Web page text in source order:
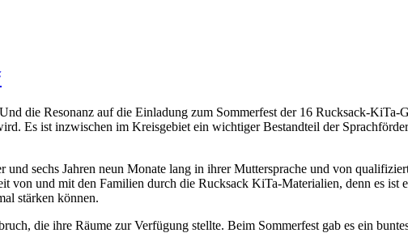
die Resonanz auf die Einladung zum Sommerfest der 16 Rucksack-
Es ist inzwischen im Kreisgebiet ein wichtiger Bestandteil der
sechs Jahren neun Monate lang in ihrer Muttersprache und von
von und mit den Familien durch die Rucksack KiTa-Materialien, denn es ist
stärken können.
die ihre Räume zur Verfügung stellte. Beim Sommerfest gab es ein